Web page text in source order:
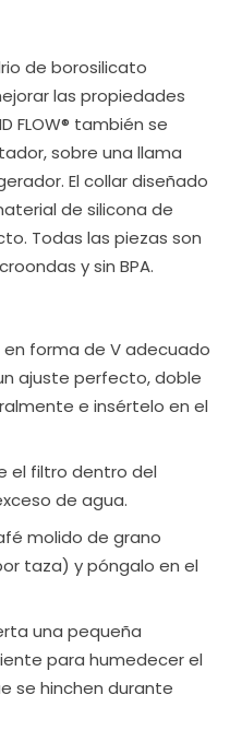
de borosilicato
las propiedades
FLOW® también se
sobre una llama
El collar diseñado
de silicona de
Todas las piezas son
y sin BPA.
en forma de V adecuado
ajuste perfecto, doble
e insértelo en el
el filtro dentro del
de agua.
molido de grano
taza) y póngalo en el
una pequeña
para humedecer el
se hinchen durante